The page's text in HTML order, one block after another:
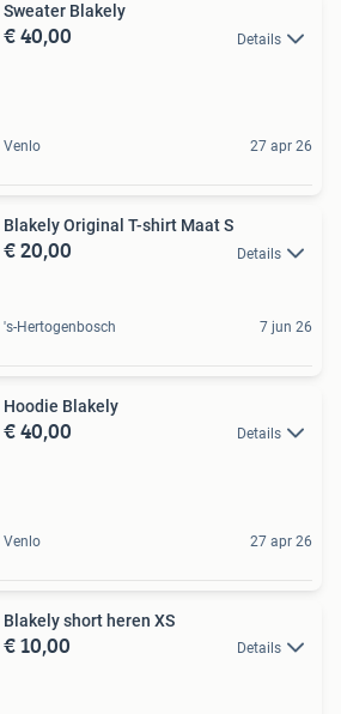
Sweater Blakely
€ 40,00 Details
Venlo 27 apr 26
Blakely Original T-shirt Maat S
€ 20,00 Details
's-Hertogenbosch 7 jun 26
Hoodie Blakely
€ 40,00 Details
Venlo 27 apr 26
Blakely short heren XS
€ 10,00 Details